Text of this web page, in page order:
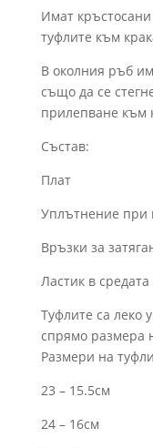
Имат
туфлите към
В околния ръб
също да се
прилепване към
Състав:
Плат
Уплътнение при
Връзки за
Ластик в средата
Туфлите са леко
спрямо размера
Размери на
23 – 15.5см
24 – 16см